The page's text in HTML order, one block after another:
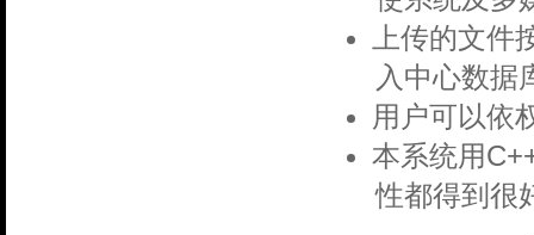
上传的文
入中心数据
用户可以依
本系统用
性都得到很